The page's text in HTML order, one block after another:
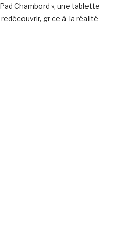
Chambord », une tablette
gr ce à la réalité